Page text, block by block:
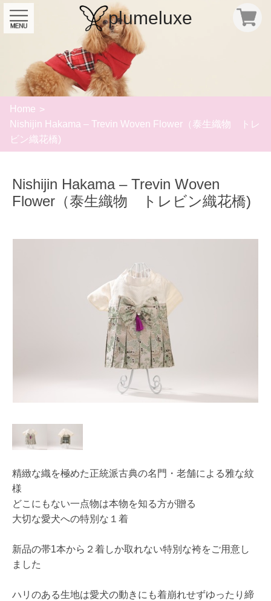
plumeluxe
Home
Nishijin Hakama – Trevin Woven Flower（泰生織物 トレ
ビン織花橋)
Nishijin Hakama – Trevin Woven
Flower（泰生織物 トレビン織花橋)
精緻な織を極めた正統派古典の名門・老舗による雅な紋
様
どこにもない一点物は本物を知る方が贈る
大切な愛犬への特別な１着
新品の帯1本から２着しか取れない特別な袴をご用意し
ました
ハリのある生地は愛犬の動きにも着崩れせずゆったり締